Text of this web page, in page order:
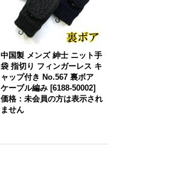
中国製 メンズ 紳士 ニット手
袋 指切り フィンガーレス キ
ャップ付き No.567 裏ボア
ケーブル編み [6188-50002]
価格：未会員の方は表示され
ません